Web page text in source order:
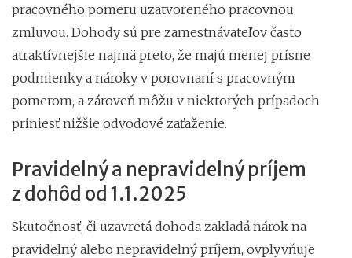
pracovného pomeru uzatvoreného pracovnou
zmluvou. Dohody sú pre zamestnávateľov často
atraktívnejšie najmä preto, že majú menej prísne
podmienky a nároky v porovnaní s pracovným
pomerom, a zároveň môžu v niektorých prípadoch
priniesť nižšie odvodové zaťaženie.
Pravidelný a nepravidelný príjem
z dohôd od 1.1.2025
Skutočnosť, či uzavretá dohoda zakladá nárok na
pravidelný alebo nepravidelný príjem, ovplyvňuje